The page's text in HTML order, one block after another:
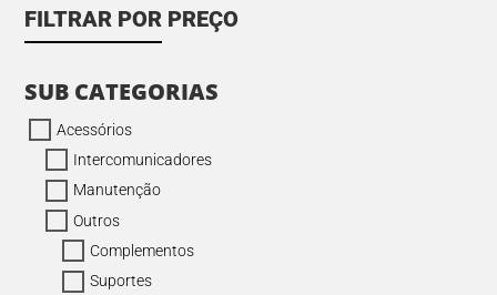
FILTRAR POR PREÇO
SUB CATEGORIAS
Acessórios
Intercomunicadores
Manutenção
Outros
Complementos
Suportes